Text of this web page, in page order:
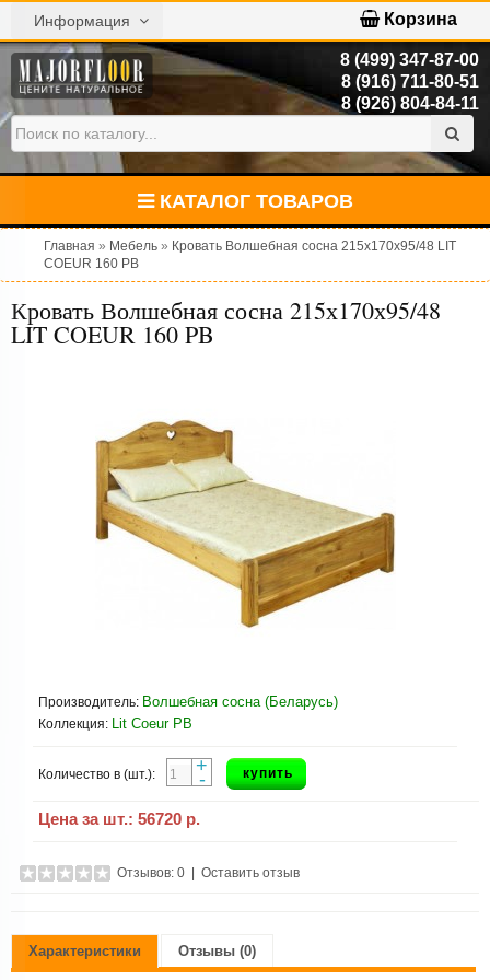
Информация Корзина
8 (499) 347-87-00
8 (916) 711-80-51
8 (926) 804-84-11
КАТАЛОГ ТОВАРОВ
Главная » Мебель » Кровать Волшебная сосна 215х170х95/48 LIT
COEUR 160 PB
Кровать Волшебная сосна 215х170х95/48
LIT COEUR 160 PB
Производитель: Волшебная сосна (Беларусь)
Коллекция: Lit Coeur РВ
Количество в (шт.): +
- купить
Цена за шт.: 56720 р.
Отзывов: 0 Оставить отзыв
Характеристики Отзывы (0)